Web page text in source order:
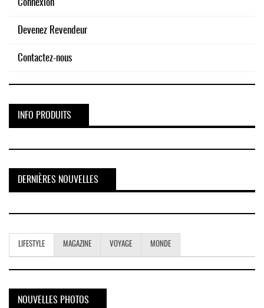
Connexion
Devenez Revendeur
Contactez-nous
INFO PRODUITS
DERNIÈRES NOUVELLES
LIFESTYLE MAGAZINE VOYAGE MONDE
NOUVELLES PHOTOS